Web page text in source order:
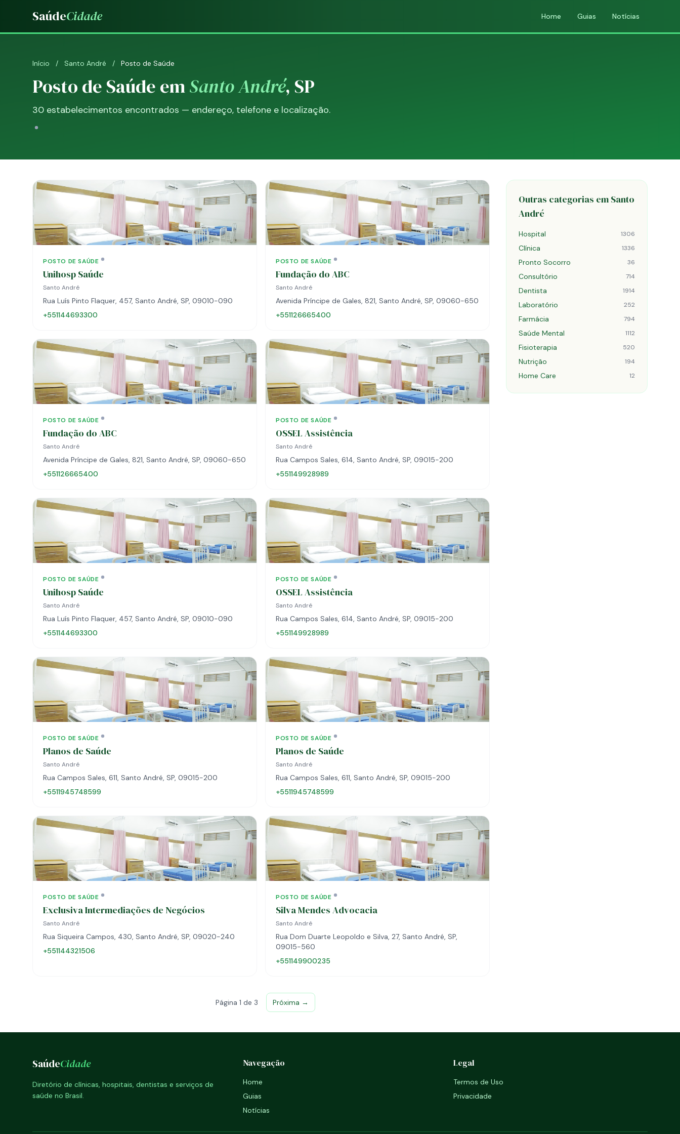
SaúdeCidade Home Guias Notícias
Início / Santo André / Posto de Saúde
Posto de Saúde emSanto André, SP
30 estabelecimentos encontrados — endereço, telefone e localização.
POSTO DE SAÚDE
Unihosp Saúde
Santo André
Rua Luís Pinto Flaquer, 457, Santo André, SP, 09010-090
+551144693300
POSTO DE SAÚDE
Fundação do ABC
Santo André
Avenida Príncipe de Gales, 821, Santo André, SP, 09060-650
+551126665400
POSTO DE SAÚDE
Fundação do ABC
Santo André
Avenida Príncipe de Gales, 821, Santo André, SP, 09060-650
+551126665400
POSTO DE SAÚDE
OSSEL Assistência
Santo André
Rua Campos Sales, 614, Santo André, SP, 09015-200
+551149928989
POSTO DE SAÚDE
Unihosp Saúde
Santo André
Rua Luís Pinto Flaquer, 457, Santo André, SP, 09010-090
+551144693300
POSTO DE SAÚDE
OSSEL Assistência
Santo André
Rua Campos Sales, 614, Santo André, SP, 09015-200
+551149928989
POSTO DE SAÚDE
Planos de Saúde
Santo André
Rua Campos Sales, 611, Santo André, SP, 09015-200
+5511945748599
POSTO DE SAÚDE
Planos de Saúde
Santo André
Rua Campos Sales, 611, Santo André, SP, 09015-200
+5511945748599
POSTO DE SAÚDE
Exclusiva Intermediações de Negócios
Santo André
Rua Siqueira Campos, 430, Santo André, SP, 09020-240
+551144321506
POSTO DE SAÚDE
Silva Mendes Advocacia
Santo André
Rua Dom Duarte Leopoldo e Silva, 27, Santo André, SP,
09015-560
+551149900235
Página 1 de 3 Próxima →
Outras categorias em Santo
André
Hospital 1306
Clínica 1336
Pronto Socorro 36
Consultório 714
Dentista 1914
Laboratório 252
Farmácia 794
Saúde Mental 1112
Fisioterapia 520
Nutrição 194
Home Care 12
SaúdeCidade
Diretório de clínicas, hospitais, dentistas e serviços de
saúde no Brasil.
Navegação
Home
Guias
Notícias
Legal
Termos de Uso
Privacidade